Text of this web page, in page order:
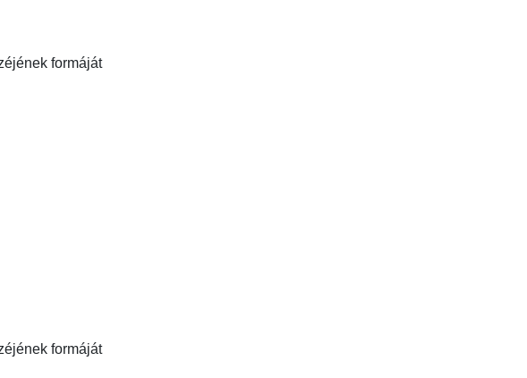
formáját
formáját